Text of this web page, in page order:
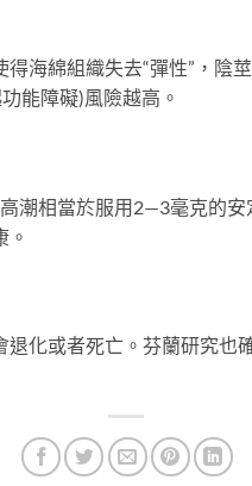
綿組織失去“彈性”，陰
能障礙)風險越高。
相當於服用2—3毫克的安
。
或者死亡。芬蘭研究也